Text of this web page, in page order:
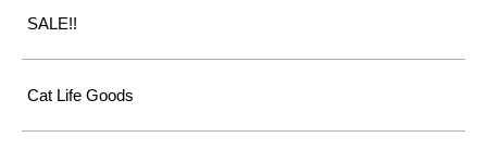
SALE!!
Cat Life Goods